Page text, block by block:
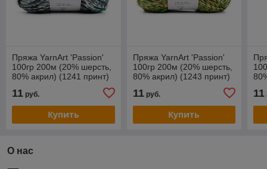
Пряжа YarnArt 'Passion'
100гр 200м (20% шерсть,
80% акрил) (1241 принт)
11 руб.
Купить
Пряжа YarnArt 'Passion'
100гр 200м (20% шерсть,
80% акрил) (1243 принт)
11руб.
Купить
11
О нас